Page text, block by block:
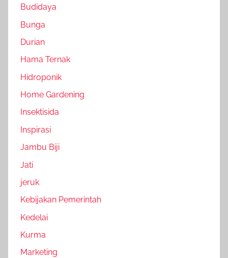
Budidaya
Bunga
Durian
Hama Ternak
Hidroponik
Home Gardening
Insektisida
Inspirasi
Jambu Biji
Jati
jeruk
Kebijakan Pemerintah
Kedelai
Kurma
Marketing